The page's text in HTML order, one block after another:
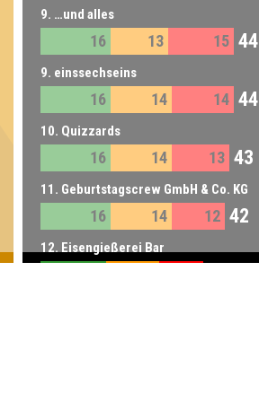
9. …und alles
16 13 15 44
9. einssechseins
16 14 14 44
10. Quizzards
16 14 13 43
11. Geburtstagscrew GmbH & Co. KG
16 14 12 42
12. Eisengießerei Bar